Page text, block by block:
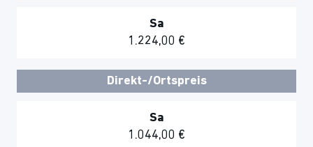
Sa
1.224,00 €
Direkt-/Ortspreis
Sa
1.044,00 €